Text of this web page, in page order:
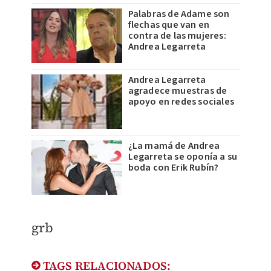
Palabras de Adame son
flechas que van en
contra de las mujeres:
Andrea Legarreta
Andrea Legarreta
agradece muestras de
apoyo en redes sociales
¿La mamá de Andrea
Legarreta se oponía a su
boda con Erik Rubín?
grb
TAGS RELACIONADOS: